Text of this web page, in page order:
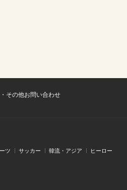
その他お問い合わせ
ツ サッカー 韓流・アジア ヒーロー